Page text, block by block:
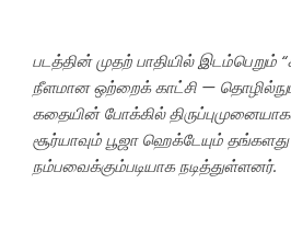
படத்தின் முதற் பாதியில் இடம்பெறும்
நீளமான ஒற்றைக் காட்சி —
கதையின் போக்கில்
சூர்யாவும் பூஜா ஹெக்டேயும்
நம்பவைக்கும்படியாக நடித்துள்ளனர்.